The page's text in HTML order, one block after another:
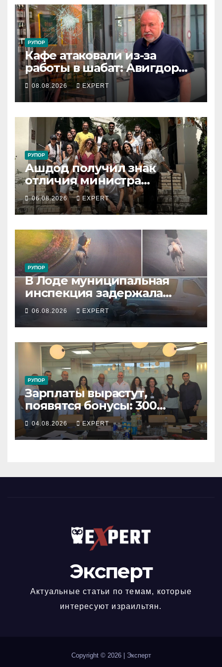
РУПОР
Кафе атаковали из-за
работы в шабат: Авигдор
Либерман приехал
поддержать владельцев
08.08.2026 EXPERT
РУПОР
Ашдод получил знак
отличия министра
обороны за поддержку
резервистов
06.08.2026 EXPERT
РУПОР
В Лоде муниципальная
инспекция задержала
подростка, устроившего
опасную скачку на лошади
по улицам города
06.08.2026 EXPERT
РУПОР
Зарплаты вырастут,
появятся бонусы: 300
сотрудников «Штраус»
получили новый
коллективный договор
04.08.2026 EXPERT
Эксперт
Актуальные статьи по темам, которые
интересуют израильтян.
Copyright © 2026 Эксперт